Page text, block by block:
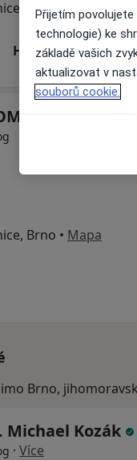
Brno•Mapa
Hrazeno
Brno • Mapa
Brno,
Michael Kozák
· Více
Přijetím
technologie) ke
základě vašich
aktualizovat v
souborů cookie.